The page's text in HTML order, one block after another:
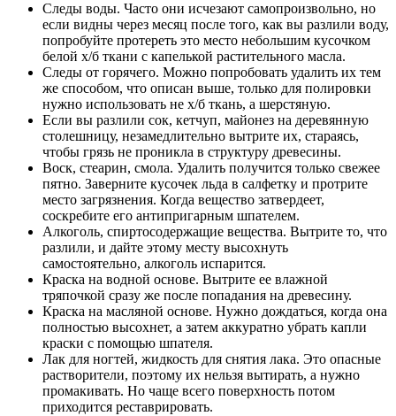
Следы воды. Часто они исчезают самопроизвольно, но
если видны через месяц после того, как вы разлили воду,
попробуйте протереть это место небольшим кусочком
белой х/б ткани с капелькой растительного масла.
Следы от горячего. Можно попробовать удалить их тем
же способом, что описан выше, только для полировки
нужно использовать не х/б ткань, а шерстяную.
Если вы разлили сок, кетчуп, майонез на деревянную
столешницу, незамедлительно вытрите их, стараясь,
чтобы грязь не проникла в структуру древесины.
Воск, стеарин, смола. Удалить получится только свежее
пятно. Заверните кусочек льда в салфетку и протрите
место загрязнения. Когда вещество затвердеет,
соскребите его антипригарным шпателем.
Алкоголь, спиртосодержащие вещества. Вытрите то, что
разлили, и дайте этому месту высохнуть
самостоятельно, алкоголь испарится.
Краска на водной основе. Вытрите ее влажной
тряпочкой сразу же после попадания на древесину.
Краска на масляной основе. Нужно дождаться, когда она
полностью высохнет, а затем аккуратно убрать капли
краски с помощью шпателя.
Лак для ногтей, жидкость для снятия лака. Это опасные
растворители, поэтому их нельзя вытирать, а нужно
промакивать. Но чаще всего поверхность потом
приходится реставрировать.